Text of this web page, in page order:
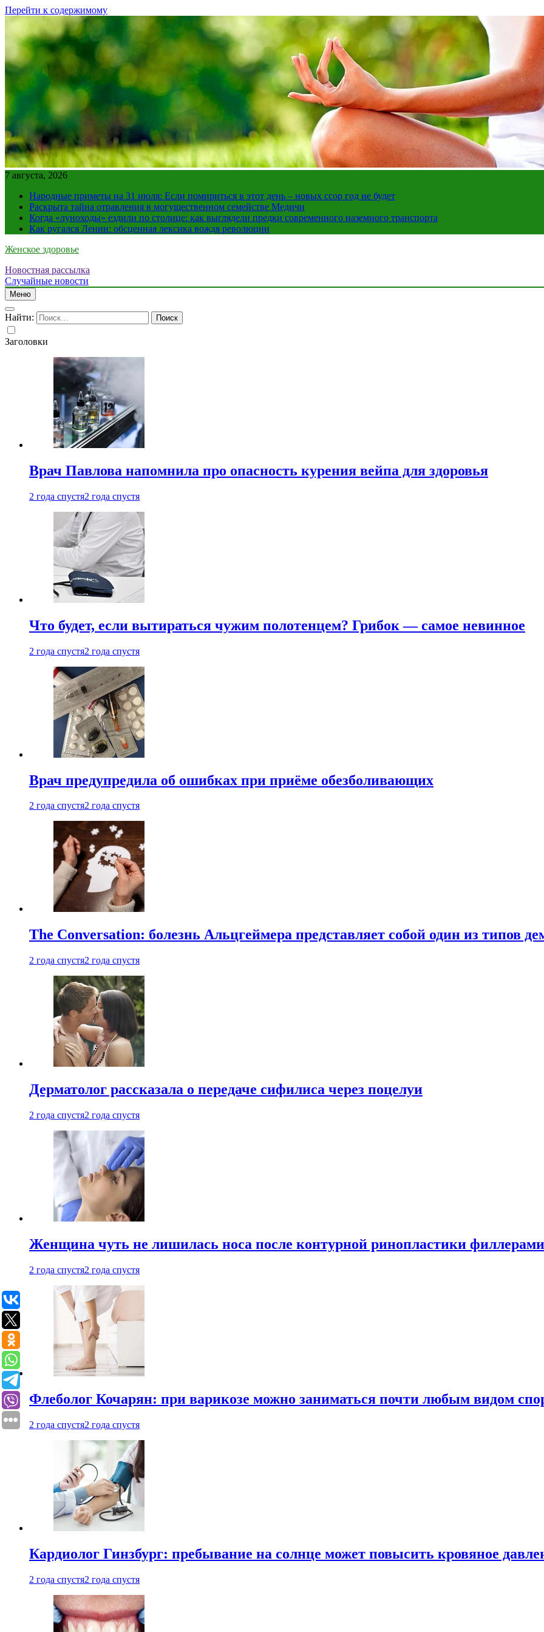
Перейти к содержимому
7 августа, 2026
Народные приметы на 31 июля: Если помириться в этот день – новых ссор год не будет
Раскрыта тайна отравления в могущественном семействе Медичи
Когда «луноходы» ездили по столице: как выглядели предки современного наземного транспорта
Как ругался Ленин: обсценная лексика вождя революции
Женское здоровье
Новостная рассылка
Случайные новости
Меню
Найти:
Заголовки
Врач Павлова напомнила про опасность курения вейпа для здоровья
2 года спустя2 года спустя
Что будет, если вытираться чужим полотенцем? Грибок — самое невинное
2 года спустя2 года спустя
Врач предупредила об ошибках при приëме обезболивающих
2 года спустя2 года спустя
The Conversation: болезнь Альцгеймера представляет собой один из типов
2 года спустя2 года спустя
Дерматолог рассказала о передаче сифилиса через поцелуи
2 года спустя2 года спустя
Женщина чуть не лишилась носа после контурной ринопластики филлерами
2 года спустя2 года спустя
Флеболог Кочарян: при варикозе можно заниматься почти любым видом
2 года спустя2 года спустя
Кардиолог Гинзбург: пребывание на солнце может повысить кровяное
2 года спустя2 года спустя